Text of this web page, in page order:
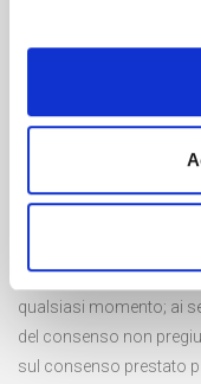
ART.8 – DIRITTI
l’accesso ai dati
stessi o la limitazione
opporsi al loro
ART.9 – REVOCA DEL
L’interessato ha diritto
qualsiasi momento; ai
del consenso non
sul consenso prestato